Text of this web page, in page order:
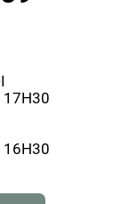
17H30
16H30